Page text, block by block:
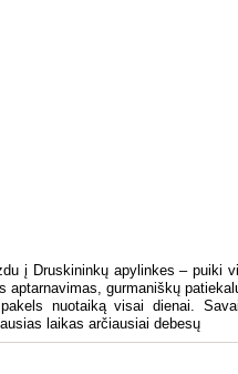
į Druskininkų apylinkes – puiki
aptarnavimas, gurmaniškų
nuotaiką visai dienai.
laikas arčiausiai debesų